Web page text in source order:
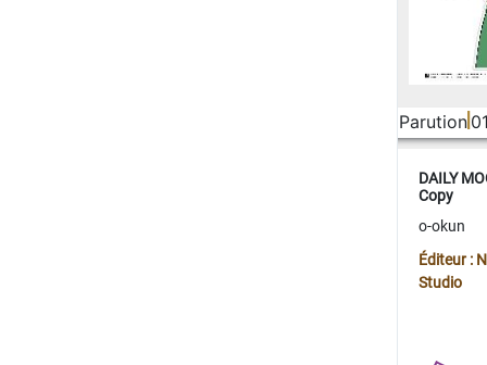
Parution
DAILY
Copy
o-okun
Éditeur :
Studio